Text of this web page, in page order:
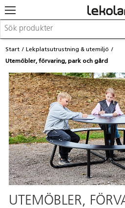
Möbler & inredning
Lekplatsutrustning & utemiljö
Leka
Lära
Barnvagnar & småbarnsartiklar
Skolförbrukning & kontorsmaterial
Logga in / Registrera dig
Hitta din säljare
Kontakta Lekolar
Start
Lekplatsutrustning & utemiljö
Utemöbler, förvaring, park och gård
UTEMÖBLER,